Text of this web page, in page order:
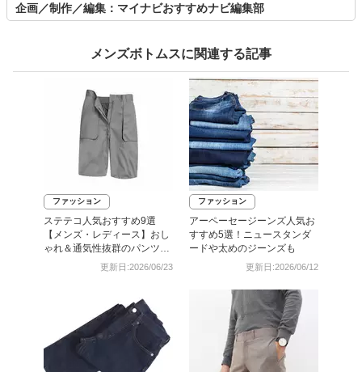
企画／制作／編集：マイナビおすすめナビ編集部
メンズボトムスに関連する記事
ファッション
ステテコ人気おすすめ9選
【メンズ・レディース】おし
ゃれ＆通気性抜群のパンツで
更新日:2026/06/23
ファッション
アーペーセージーンズ人気お
すすめ5選！ニュースタンダ
ードや太めのジーンズも
更新日:2026/06/12